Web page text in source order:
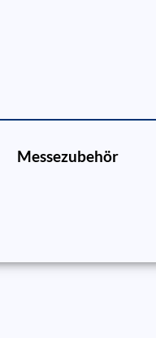
Messezubehör